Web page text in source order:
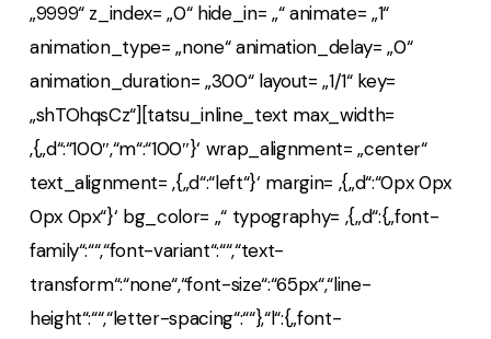
„9999“ z_index= „0“ hide_in= „“ animate= „1“
animation_type= „none“ animation_delay= „0“
animation_duration= „300“ layout= „1/1“ key=
„shTOhqsCz“][tatsu_inline_text max_width=
‚{„d“:“100″,“m“:“100″}‘ wrap_alignment= „center“
text_alignment= ‚{„d“:“left“}‘ margin= ‚{„d“:“0px 0px
0px 0px“}‘ bg_color= „“ typography= ‚{„d“:{„font-
family“:““,“font-variant“:““,“text-
transform“:“none“,“font-size“:“65px“,“line-
height“:““,“letter-spacing“:““},“l“:{„font-